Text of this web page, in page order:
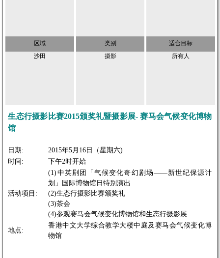
区域
沙田
类别
摄影
适合目标
所有人
生态行摄影比赛2015颁奖礼暨摄影展- 赛马会气候变化博物
馆
日期:
2015年5月16日（星期六)
时间:
下午2时开始
活动项目:
(1)中英剧团「气候变化奇幻剧场——新世纪保源计
划」国际博物馆日特别演出
(2)生态行摄影比赛颁奖礼
(3)茶会
(4)参观赛马会气候变化博物馆和生态行摄影展
地点:
香港中文大学综合教学大楼中庭及赛马会气候变化博
物馆